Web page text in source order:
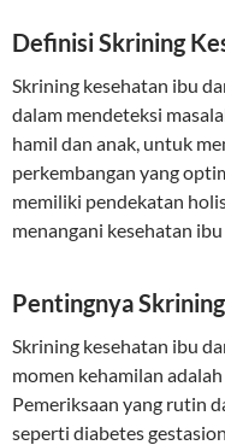
Definisi Skrining
Skrining kesehatan ibu
dalam mendeteksi
hamil dan anak, untuk
perkembangan yang
memiliki pendekatan
menangani kesehatan
Pentingnya
Skrining kesehatan ibu
momen kehamilan
Pemeriksaan yang rutin
seperti diabetes